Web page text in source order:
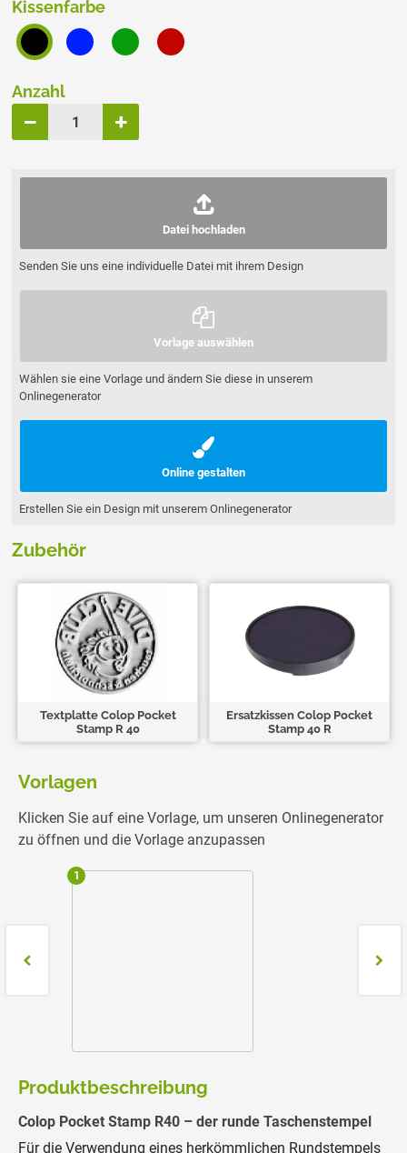
Kissenfarbe
Anzahl
Datei hochladen
Senden Sie uns eine individuelle Datei mit ihrem Design
Vorlage auswählen
Wählen sie eine Vorlage und ändern Sie diese in unserem
Onlinegenerator
Online gestalten
Erstellen Sie ein Design mit unserem Onlinegenerator
Zubehör
Textplatte Colop Pocket
Stamp R 40
Ersatzkissen Colop Pocket
Stamp 40 R
Vorlagen
Klicken Sie auf eine Vorlage, um unseren Onlinegenerator
zu öffnen und die Vorlage anzupassen
1
Produktbeschreibung
Colop Pocket Stamp R40 – der runde Taschenstempel
Für die Verwendung eines herkömmlichen Rundstempels